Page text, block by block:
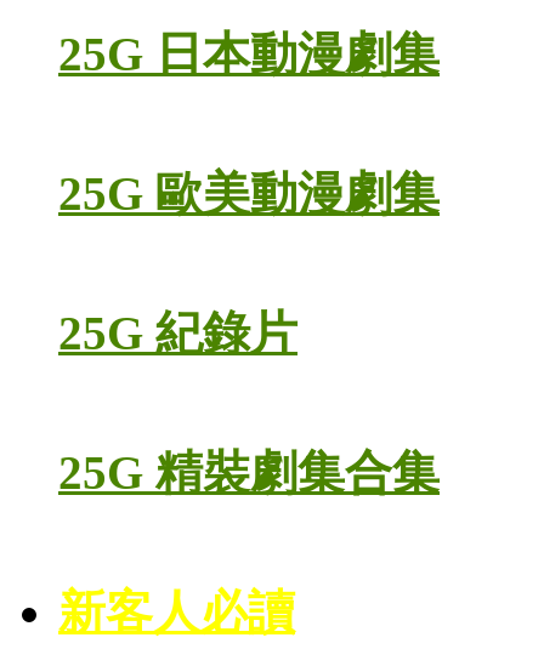
25G 日本動漫劇集
25G 歐美動漫劇集
25G 紀錄片
25G 精裝劇集合集
新客人必讀